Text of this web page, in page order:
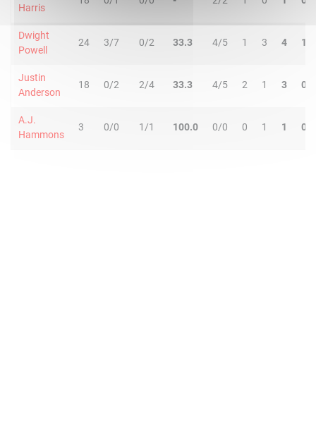
Harris
Dwight
Powell
24 3/7 0/2 33.3 4/5 1 3 4 1
Justin
Anderson
18 0/2 2/4 33.3 4/5 2 1 3 0
A.J.
Hammons
3 0/0 1/1 100.0 0/0 0 1 1 0